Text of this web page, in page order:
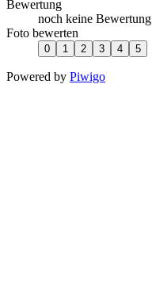
Bewertung
noch keine Bewertung
Foto bewerten
Powered by Piwigo